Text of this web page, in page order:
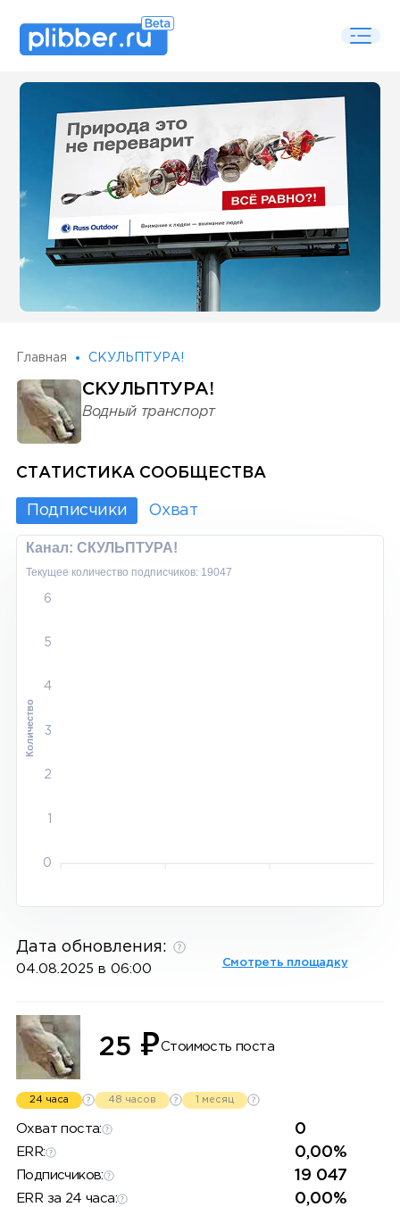
Some SEO Title
Главная СКУЛЬПТУРА!
СКУЛЬПТУРА!
Водный транспорт
СТАТИСТИКА СООБЩЕСТВА
Подписчики Охват
Канал: СКУЛЬПТУРА!
Текущее количество подписчиков: 19047
6
5
4
3
2
1
0
Количество
Дата обновления:
04.08.2025 в 06:00 Смотреть площадку
25 ₽Стоимость поста
24 часа 48 часов 1 месяц
Охват поста: 0
ERR: 0,00%
Подписчиков: 19 047
ERR за 24 часа: 0,00%